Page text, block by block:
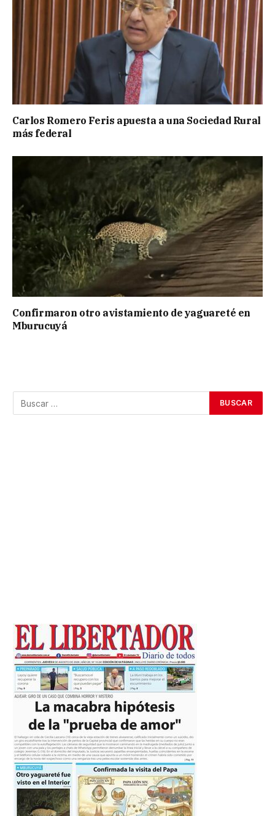
Carlos Romero Feris apuesta a una Sociedad Rural
más federal
Confirmaron otro avistamiento de yaguareté en
Mburucuyá